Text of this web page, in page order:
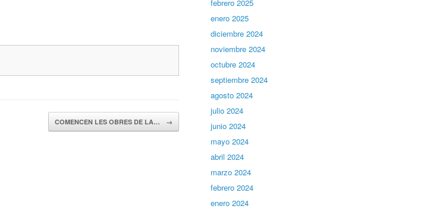
COMENCEN LES OBRES DE LA… →
febrero 2025
enero 2025
diciembre 2024
noviembre 2024
octubre 2024
septiembre 2024
agosto 2024
julio 2024
junio 2024
mayo 2024
abril 2024
marzo 2024
febrero 2024
enero 2024